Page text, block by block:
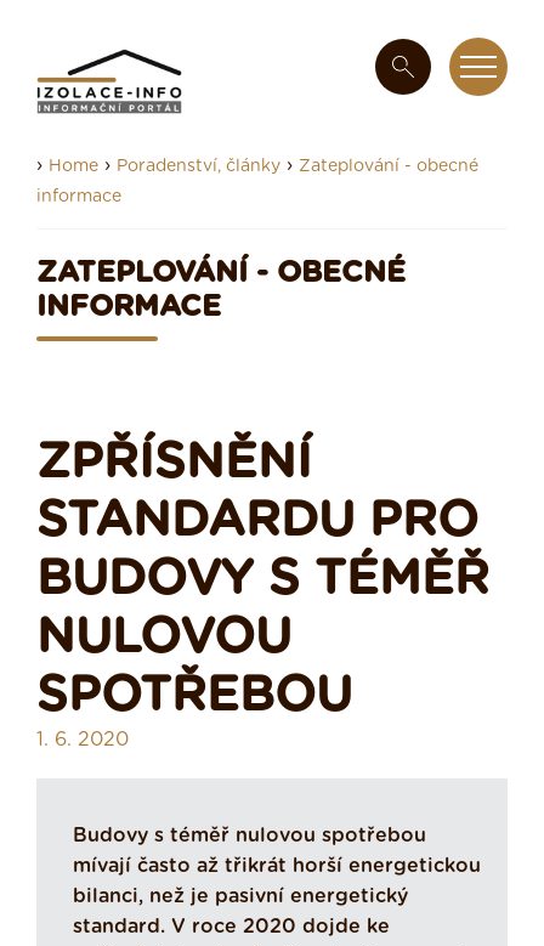
› Home › Poradenství, články › Zateplování - obecné
informace
ZATEPLOVÁNÍ - OBECNÉ
INFORMACE
ZPŘÍSNĚNÍ
STANDARDU PRO
BUDOVY S TÉMĚŘ
NULOVOU
SPOTŘEBOU
1. 6. 2020
Budovy s téměř nulovou spotřebou
mívají často až třikrát horší energetickou
bilanci, než je pasivní energetický
standard. V roce 2020 dojde ke